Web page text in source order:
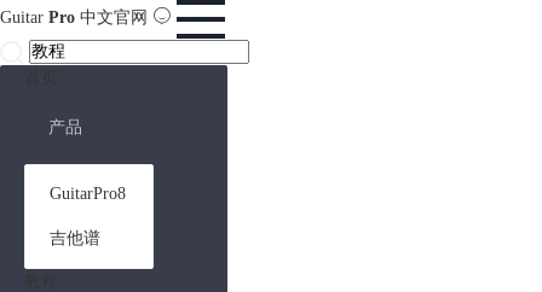
Guitar Pro 中文官网
产品
GuitarPro8
吉他谱